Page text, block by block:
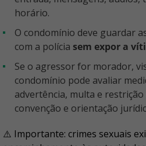
horário.
O condomínio deve guardar as gravações e colaborar
com a polícia sem expor a
Se o agressor for morador, visitante ou funcionário, o
condomínio pode avaliar
advertência, multa e
convenção e orientação
⚠️ Importante: crimes sexuais